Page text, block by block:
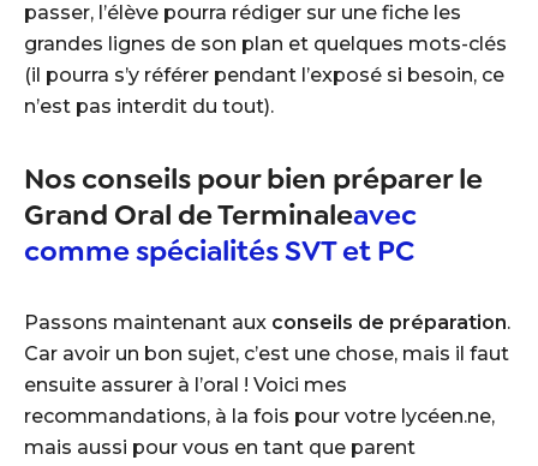
passer, l’élève pourra rédiger sur une fiche les
grandes lignes de son plan et quelques mots-clés
(il pourra s’y référer pendant l’exposé si besoin, ce
n’est pas interdit du tout).
Nos conseils pour bien préparer le
Grand Oral de Terminaleavec
comme spécialités SVT et PC
Passons maintenant aux conseils de préparation.
Car avoir un bon sujet, c’est une chose, mais il faut
ensuite assurer à l’oral ! Voici mes
recommandations, à la fois pour votre lycéen.ne,
mais aussi pour vous en tant que parent